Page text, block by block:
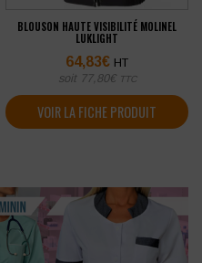
BLOUSON HAUTE VISIBILITÉ MOLINEL
LUKLIGHT
64,83€ HT
soit 77,80€ TTC
VOIR LA FICHE PRODUIT